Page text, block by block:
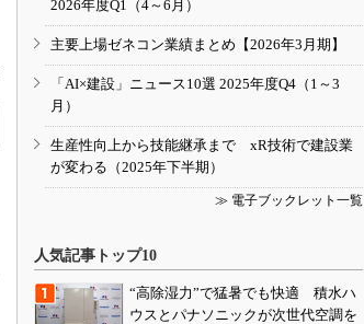
2026年度Q1（4～6月）
主要上場ゼネコン業績まとめ【2026年3月期】
「AI×建設」ニュース10選 2025年度Q4（1～3
月）
生産性向上から技能継承まで xR技術で建設業
が変わる（2025年下半期）
≫ 電子ブックレット一覧
人気記事トップ10
“高除湿力”で猛暑でも快適 積水ハ
ウスとパナソニックが次世代空調を